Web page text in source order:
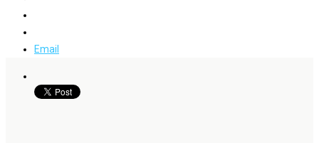
Email